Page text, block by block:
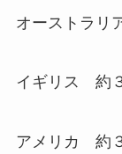
オーストラリ
イギリス 約
アメリカ 約